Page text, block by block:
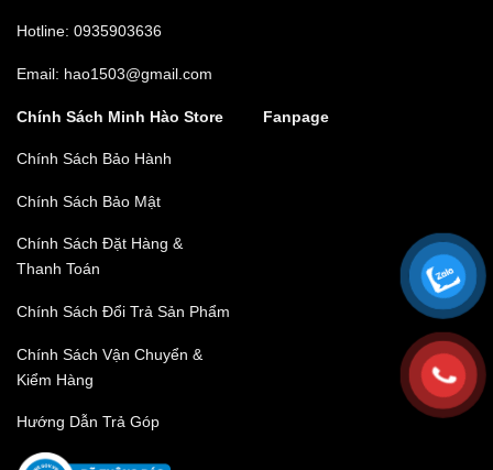
Hotline: 0935903636
Email: hao1503@gmail.com
Chính Sách Minh Hào Store
Chính Sách Bảo Hành
Chính Sách Bảo Mật
Chính Sách Đặt Hàng &
Thanh Toán
Chính Sách Đổi Trả Sản Phẩm
Chính Sách Vận Chuyển &
Kiểm Hàng
Hướng Dẫn Trả Góp
Fanpage